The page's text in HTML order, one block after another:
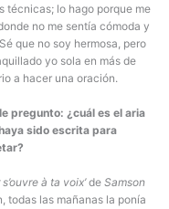
técnicas; lo hago porque me
no me sentía cómoda y
que no soy hermosa, pero
yo sola en más de
a hacer una oración.
pregunto: ¿cuál es el aria
sido escrita para
à ta voix’de Samson
todas las mañanas la ponía